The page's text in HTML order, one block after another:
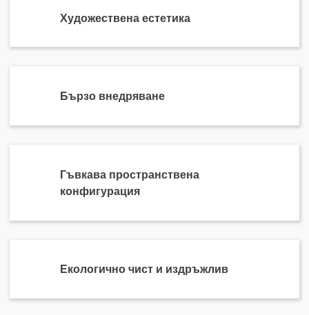
Художествена естетика
Бързо внедряване
Гъвкава пространствена
конфигурация
Екологично чист и издръжлив